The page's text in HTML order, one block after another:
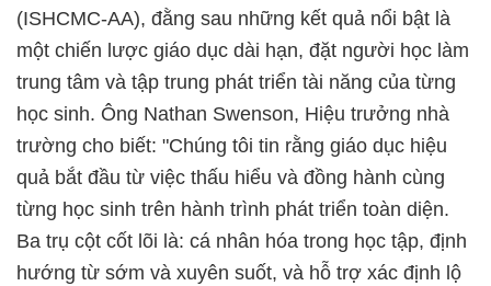
(ISHCMC-AA), đằng sau những kết quả nổi bật là
một chiến lược giáo dục dài hạn, đặt người học làm
trung tâm và tập trung phát triển tài năng của từng
học sinh. Ông Nathan Swenson, Hiệu trưởng nhà
trường cho biết: "Chúng tôi tin rằng giáo dục hiệu
quả bắt đầu từ việc thấu hiểu và đồng hành cùng
từng học sinh trên hành trình phát triển toàn diện.
Ba trụ cột cốt lõi là: cá nhân hóa trong học tập, định
hướng từ sớm và xuyên suốt, và hỗ trợ xác định lộ